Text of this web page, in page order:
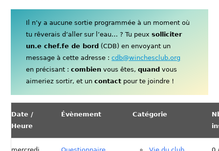
Il n’y a aucune sortie programmée à un moment où
tu rêverais d’aller sur l’eau… ? Tu peuxsolliciter
un.e chef.fe de bord (CDB) en envoyant un
message à cette adresse :cdb@winchesclub.org
en précisant :combien vous êtes,quand vous
aimeriez sortir, et uncontact pour te joindre !
Date /
Heure
Évènement Catégorie